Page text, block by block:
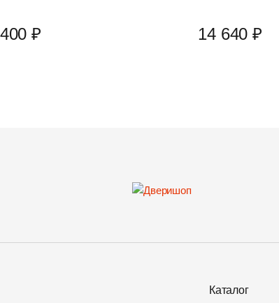
₽ 14 640 ₽
Каталог